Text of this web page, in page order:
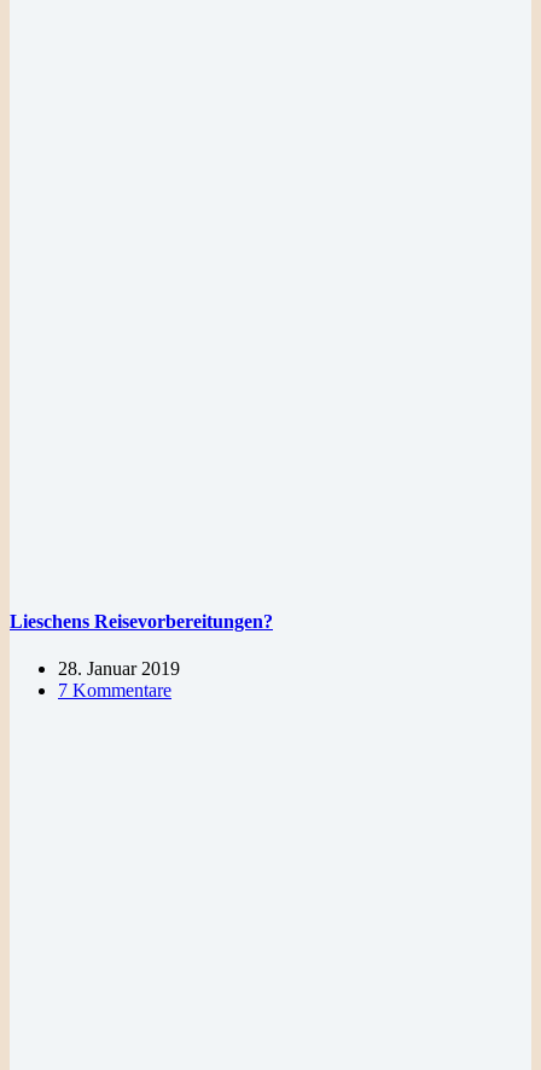
Lieschens Reisevorbereitungen?
28. Januar 2019
7 Kommentare